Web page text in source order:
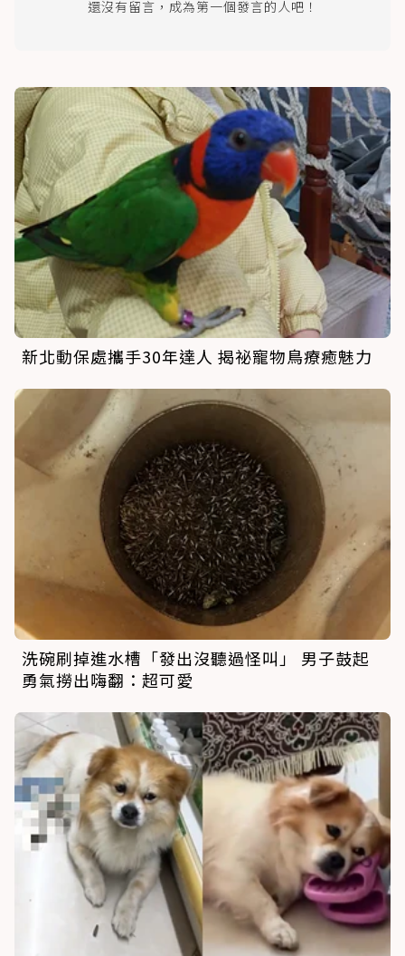
還沒有留言，成為第一個發言的人吧！
新北動保處攜手30年達人 揭祕寵物鳥療癒魅力
洗碗刷掉進水槽「發出沒聽過怪叫」 男子鼓起
勇氣撈出嗨翻：超可愛